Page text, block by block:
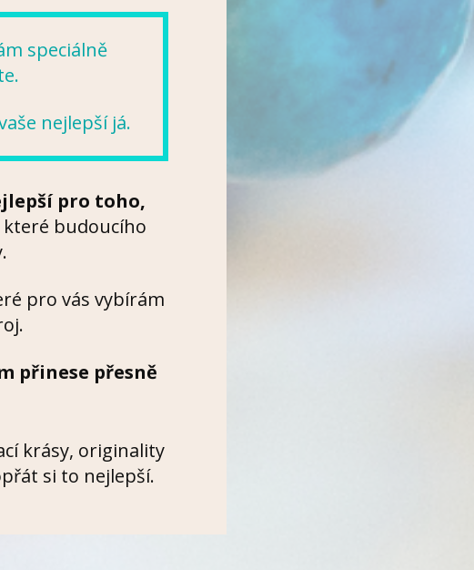
speciálně
nejlepší já.
pro toho,
budoucího
pro vás vybírám
přinese přesně
krásy, originality
si to nejlepší.